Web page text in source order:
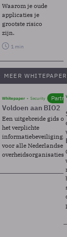
Waarom je oude
applicaties je
grootste risico
zijn.
1 min
MEER
Whitepaper Security
Voldoen aan BIO2
Een uitgebreide gids
het verplichte
voor alle Nederlandse
overheidsorganisaties.